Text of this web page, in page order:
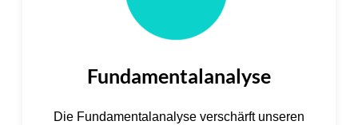
Fundamentalanalyse
Die Fundamentalanalyse verschärft unseren